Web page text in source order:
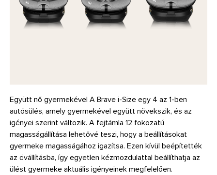
Együtt nő gyermekével A Brave i-Size egy 4 az 1-ben
autósülés, amely gyermekével együtt növekszik, és az
igényei szerint változik. A fejtámla 12 fokozatú
magasságállítása lehetővé teszi, hogy a beállításokat
gyermeke magasságához igazítsa. Ezen kívül beépítették
az övállításba, így egyetlen kézmozdulattal beállíthatja az
ülést gyermeke aktuális igényeinek megfelelően.